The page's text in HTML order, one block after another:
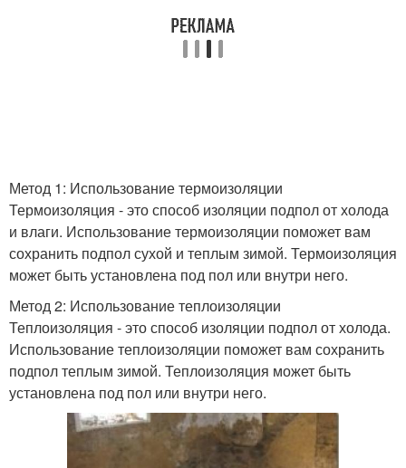
Метод 1: Использование термоизоляции
Термоизоляция - это способ изоляции подпол от холода
и влаги. Использование термоизоляции поможет вам
сохранить подпол сухой и теплым зимой. Термоизоляция
может быть установлена под пол или внутри него.
Метод 2: Использование теплоизоляции
Теплоизоляция - это способ изоляции подпол от холода.
Использование теплоизоляции поможет вам сохранить
подпол теплым зимой. Теплоизоляция может быть
установлена под пол или внутри него.